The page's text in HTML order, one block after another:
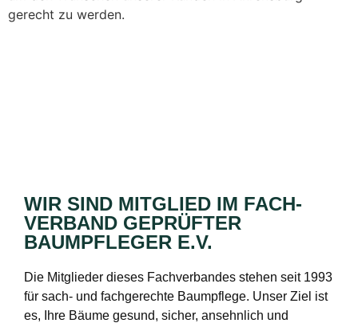
gerecht zu werden.
WIR SIND MITGLIED IM FACH­
VERBAND GEPRÜFTER
BAUMPFLEGER E.V.
Die Mitglieder dieses Fachverbandes stehen seit 1993
für sach- und fachgerechte Baumpflege. Unser Ziel ist
es, Ihre Bäume gesund, sicher, ansehnlich und